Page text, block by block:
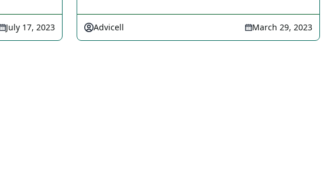
July 17, 2023 Advicell March 29, 2023